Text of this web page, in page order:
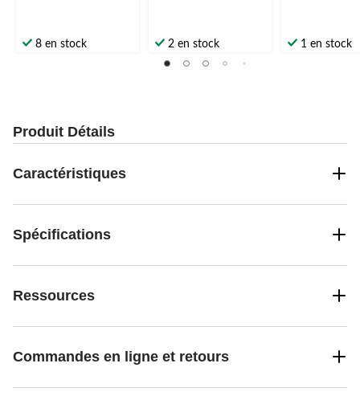
8 en stock 2 en stock 1 en stock
Produit Détails
Caractéristiques
Spécifications
Ressources
Commandes en ligne et retours